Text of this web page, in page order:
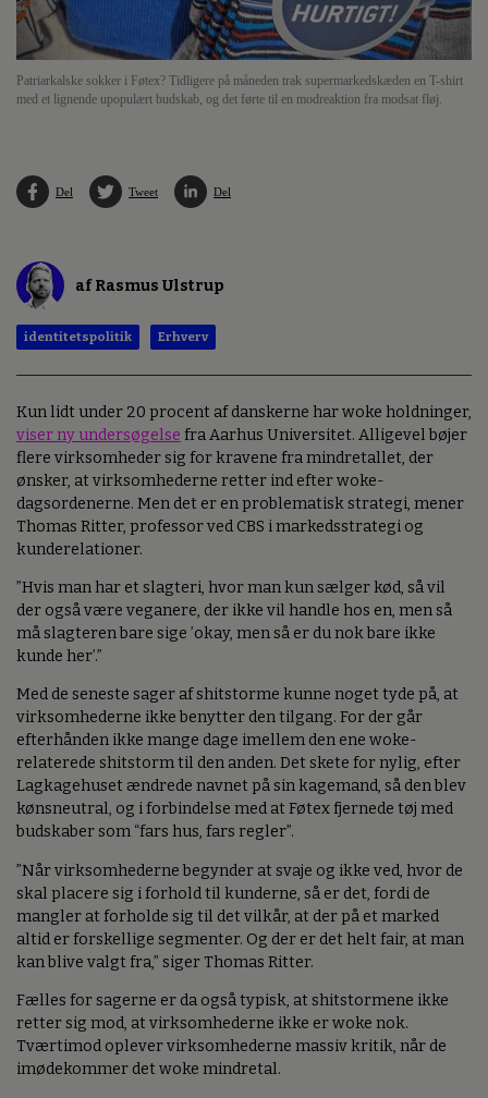
Patriarkalske sokker i Føtex? Tidligere på måneden trak supermarkedskæden en T-shirt
med et lignende upopulært budskab, og det førte til en modreaktion fra modsat fløj.
Del Tweet Del
af Rasmus Ulstrup
identitetspolitik Erhverv
Kun lidt under 20 procent af danskerne har woke holdninger,
viser ny undersøgelse fra Aarhus Universitet. Alligevel bøjer
flere virksomheder sig for kravene fra mindretallet, der
ønsker, at virksomhederne retter ind efter woke-
dagsordenerne. Men det er en problematisk strategi, mener
Thomas Ritter, professor ved CBS i markedsstrategi og
kunderelationer.
”Hvis man har et slagteri, hvor man kun sælger kød, så vil
der også være veganere, der ikke vil handle hos en, men så
må slagteren bare sige ’okay, men så er du nok bare ikke
kunde her’.”
Med de seneste sager af shitstorme kunne noget tyde på, at
virksomhederne ikke benytter den tilgang. For der går
efterhånden ikke mange dage imellem den ene woke-
relaterede shitstorm til den anden. Det skete for nylig, efter
Lagkagehuset ændrede navnet på sin kagemand, så den blev
kønsneutral, og i forbindelse med at Føtex fjernede tøj med
budskaber som “fars hus, fars regler”.
”Når virksomhederne begynder at svaje og ikke ved, hvor de
skal placere sig i forhold til kunderne, så er det, fordi de
mangler at forholde sig til det vilkår, at der på et marked
altid er forskellige segmenter. Og der er det helt fair, at man
kan blive valgt fra,” siger Thomas Ritter.
Fælles for sagerne er da også typisk, at shitstormene ikke
retter sig mod, at virksomhederne ikke er woke nok.
Tværtimod oplever virksomhederne massiv kritik, når de
imødekommer det woke mindretal.